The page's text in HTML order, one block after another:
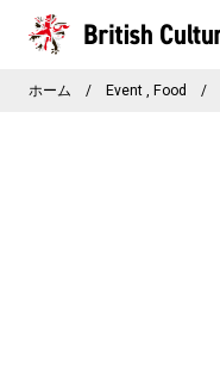
ホーム / Event Food /